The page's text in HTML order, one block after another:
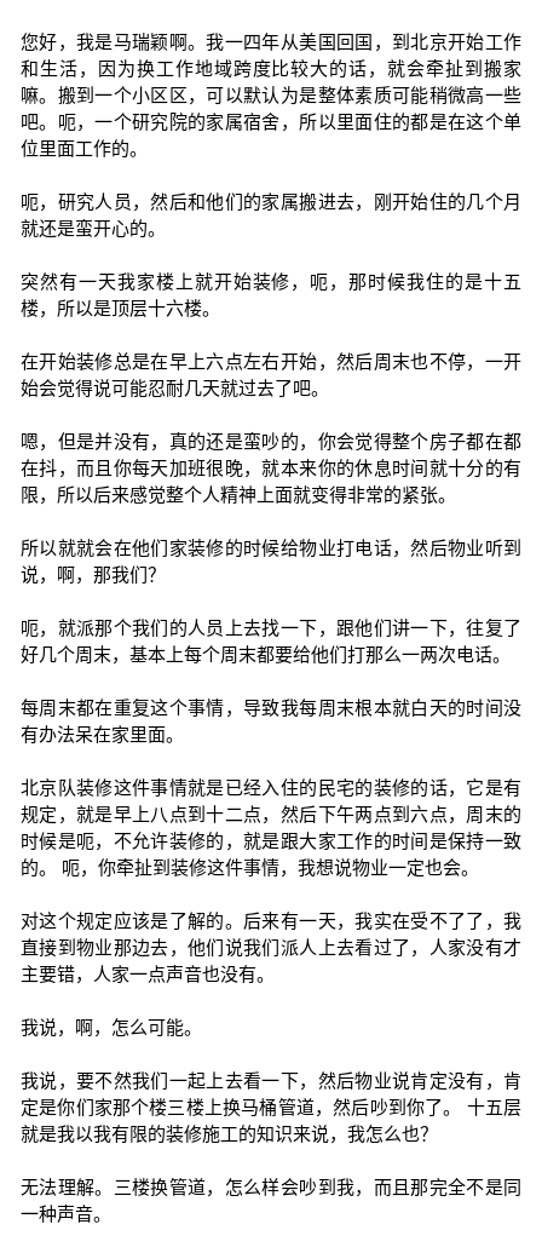
您好，我是马瑞颖啊。我一四年从美国回国，到北京开始工作
和生活，因为换工作地域跨度比较大的话，就会牵扯到搬家
嘛。搬到一个小区区，可以默认为是整体素质可能稍微高一些
吧。呃，一个研究院的家属宿舍，所以里面住的都是在这个单
位里面工作的。
呃，研究人员，然后和他们的家属搬进去，刚开始住的几个月
就还是蛮开心的。
突然有一天我家楼上就开始装修，呃，那时候我住的是十五
楼，所以是顶层十六楼。
在开始装修总是在早上六点左右开始，然后周末也不停，一开
始会觉得说可能忍耐几天就过去了吧。
嗯，但是并没有，真的还是蛮吵的，你会觉得整个房子都在都
在抖，而且你每天加班很晚，就本来你的休息时间就十分的有
限，所以后来感觉整个人精神上面就变得非常的紧张。
所以就就会在他们家装修的时候给物业打电话，然后物业听到
说，啊，那我们？
呃，就派那个我们的人员上去找一下，跟他们讲一下，往复了
好几个周末，基本上每个周末都要给他们打那么一两次电话。
每周末都在重复这个事情，导致我每周末根本就白天的时间没
有办法呆在家里面。
北京队装修这件事情就是已经入住的民宅的装修的话，它是有
规定，就是早上八点到十二点，然后下午两点到六点，周末的
时候是呃，不允许装修的，就是跟大家工作的时间是保持一致
的。 呃，你牵扯到装修这件事情，我想说物业一定也会。
对这个规定应该是了解的。后来有一天，我实在受不了了，我
直接到物业那边去，他们说我们派人上去看过了，人家没有才
主要错，人家一点声音也没有。
我说，啊，怎么可能。
我说，要不然我们一起上去看一下，然后物业说肯定没有，肯
定是你们家那个楼三楼上换马桶管道，然后吵到你了。 十五层
就是我以我有限的装修施工的知识来说，我怎么也？
无法理解。三楼换管道，怎么样会吵到我，而且那完全不是同
一种声音。